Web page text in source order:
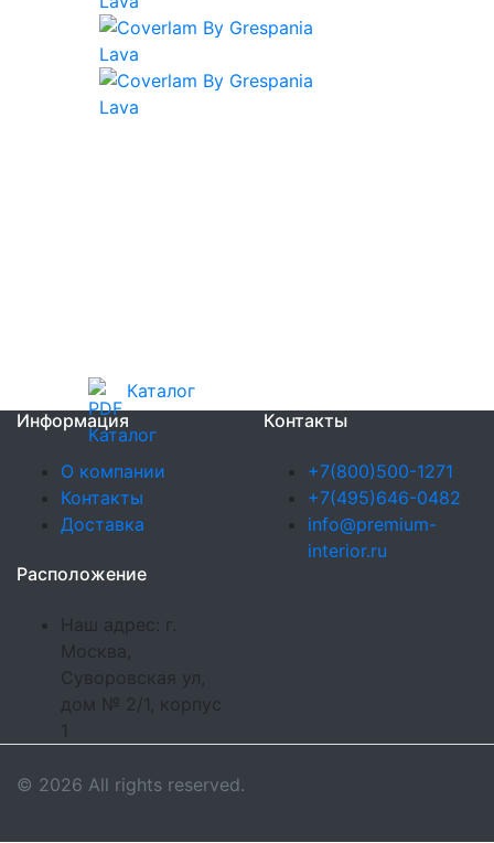
Каталог
Информация
О компании
Контакты
Доставка
Контакты
+7(800)500-1271
+7(495)646-0482
info@premium-
interior.ru
Расположение
Наш адрес: г.
Москва,
Суворовская ул,
дом № 2/1, корпус
© 2026 All rights reserved.